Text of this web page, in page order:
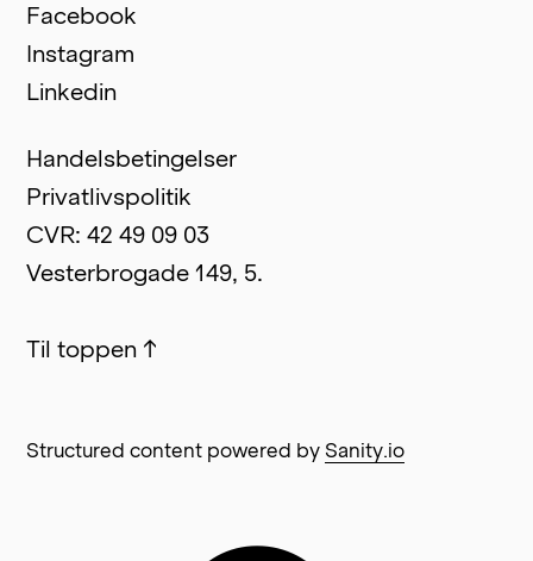
Facebook
Instagram
Linkedin
Handelsbetingelser
Privatlivspolitik
CVR: 42 49 09 03
Vesterbrogade 149, 5.
Til toppen ↑
Structured content powered by Sanity.io